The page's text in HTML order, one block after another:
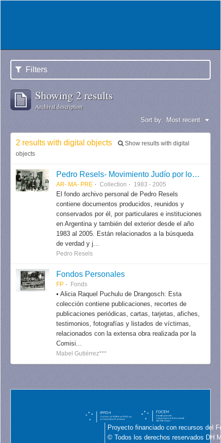
Filters
Showing 2 results
Archival description
Sort by: Most recent
2 results with digital objects
Show results with digital
objects
Pedro Resels- Movimiento Judío por los Derechos Humanos
AR- MA- PRE Collection 1983 - 2005
El fondo archivo personal de Pedro Resels
contiene documentos producidos, reunidos y
conservados por él, por particulares e instituciones
en Argentina y también del exterior desde el año
1983 al 2005. Están relacionados a la búsqueda
de verdad y j...
Pedro Resels
Fondos Personales
FP Fonds
• Alicia Raquel Puchulu de Drangosch: Esta
colección contiene publicaciones, recortes de
publicaciones periódicas, cartas, tarjetas, afiches,
testimonios, fotografías y listados de víctimas,
relacionados con la extensa obra realizada por la
Comisi...
Mabel Gutiérrez***
Proyecto financiado con recursos del
© Todos los derechos reservados DH